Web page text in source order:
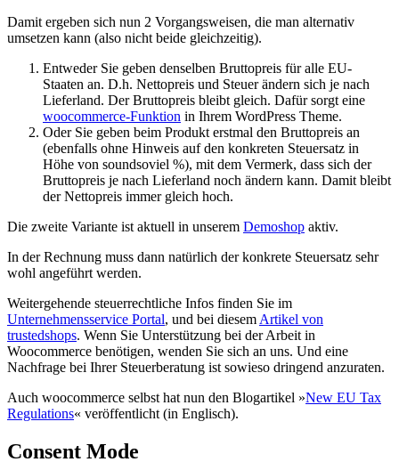
Damit ergeben sich nun 2 Vorgangsweisen, die man alternativ
umsetzen kann (also nicht beide gleichzeitig).
Entweder Sie geben denselben Bruttopreis für alle EU-
Staaten an. D.h. Nettopreis und Steuer ändern sich je nach
Lieferland. Der Bruttopreis bleibt gleich. Dafür sorgt eine
woocommerce-Funktion in Ihrem WordPress Theme.
Oder Sie geben beim Produkt erstmal den Bruttopreis an
(ebenfalls ohne Hinweis auf den konkreten Steuersatz in
Höhe von soundsoviel %), mit dem Vermerk, dass sich der
Bruttopreis je nach Lieferland noch ändern kann. Damit bleibt
der Nettopreis immer gleich hoch.
Die zweite Variante ist aktuell in unserem Demoshop aktiv.
In der Rechnung muss dann natürlich der konkrete Steuersatz sehr
wohl angeführt werden.
Weitergehende steuerrechtliche Infos finden Sie im
Unternehmensservice Portal, und bei diesem Artikel von
trustedshops. Wenn Sie Unterstützung bei der Arbeit in
Woocommerce benötigen, wenden Sie sich an uns. Und eine
Nachfrage bei Ihrer Steuerberatung ist sowieso dringend anzuraten.
Auch woocommerce selbst hat nun den Blogartikel »New EU Tax
Regulations« veröffentlicht (in Englisch).
Consent Mode